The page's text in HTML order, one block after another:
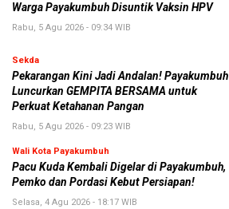
Warga Payakumbuh Disuntik Vaksin HPV
Rabu, 5 Agu 2026 - 09:34 WIB
Sekda
Pekarangan Kini Jadi Andalan! Payakumbuh
Luncurkan GEMPITA BERSAMA untuk
Perkuat Ketahanan Pangan
Rabu, 5 Agu 2026 - 09:23 WIB
Wali Kota Payakumbuh
Pacu Kuda Kembali Digelar di Payakumbuh,
Pemko dan Pordasi Kebut Persiapan!
Selasa, 4 Agu 2026 - 18:17 WIB